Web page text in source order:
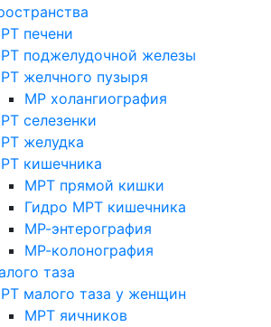
печени
поджелудочной железы
желчного пузыря
МР холангиография
селезенки
желудка
кишечника
МРТ прямой кишки
Гидро МРТ кишечника
МР-энтерография
МР-колонография
таза
малого таза у женщин
МРТ яичников